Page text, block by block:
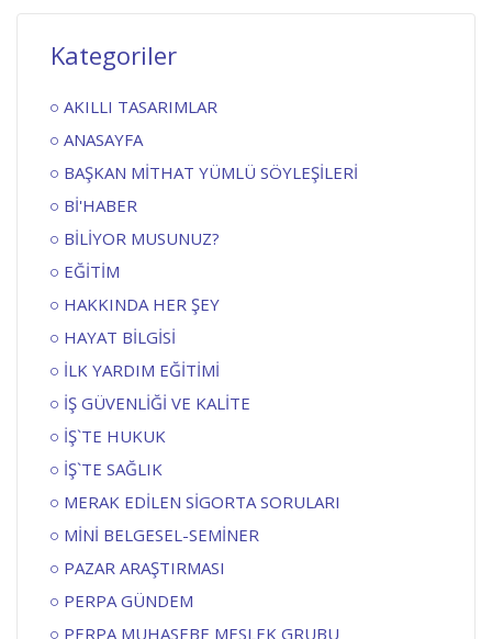
Kategoriler
AKILLI TASARIMLAR
ANASAYFA
BAŞKAN MİTHAT YÜMLÜ SÖYLEŞİLERİ
Bİ'HABER
BİLİYOR MUSUNUZ?
EĞİTİM
HAKKINDA HER ŞEY
HAYAT BİLGİSİ
İLK YARDIM EĞİTİMİ
İŞ GÜVENLİĞİ VE KALİTE
İŞ`TE HUKUK
İŞ`TE SAĞLIK
MERAK EDİLEN SİGORTA SORULARI
MİNİ BELGESEL-SEMİNER
PAZAR ARAŞTIRMASI
PERPA GÜNDEM
PERPA MUHASEBE MESLEK GRUBU